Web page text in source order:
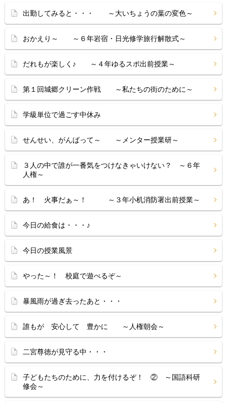
出勤してみると・・・ ～大いちょうの葉の変色～
おかえり～ ～６年岩宿・日光修学旅行解散式～
だれもが楽しく♪ ～４年ゆるスポ出前授業～
第１回城郷クリーン作戦 ～私たちの街のために～
学級単位で過ごす中休み
せんせい、がんばって～ ～メンター授業研～
３人の中で誰が一番気をつけなきゃいけない？ ～６年
人権～
あ！ 火事だぁ～！ ～３年小机消防署出前授業～
今日の給食は・・・♪
今日の授業風景
やった～！ 校庭で遊べるぞ～
暴風雨が過ぎ去ったあと・・・
誰もが 安心して 豊かに ～人権朝会～
二宮尊徳が見守る中・・・
子どもたちのために、力を付けるぞ！ ② ～国語科研
修会～